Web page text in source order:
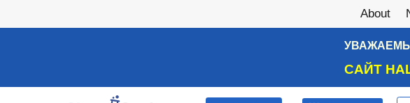
About
САЙТ